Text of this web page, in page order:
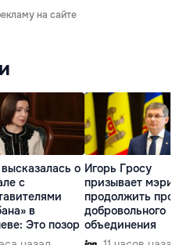
на сайте
о
с
в
Это позор
Игорь Гросу
призывает мэрии
продолжить
добровольного
объединения